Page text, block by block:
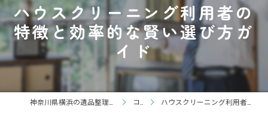
ハウスクリーニング利用者の
特徴と効率的な賢い選び方ガ
イド
コラム ハウスクリーニング利用者の特徴と効率的な賢い選び方ガイド